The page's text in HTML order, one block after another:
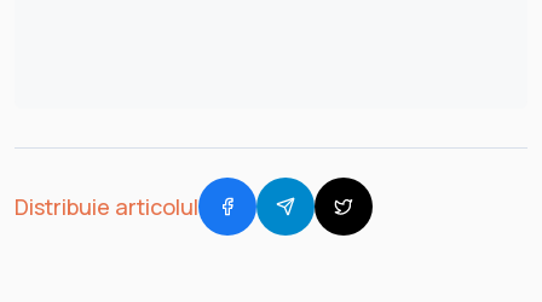
Distribuie articolul